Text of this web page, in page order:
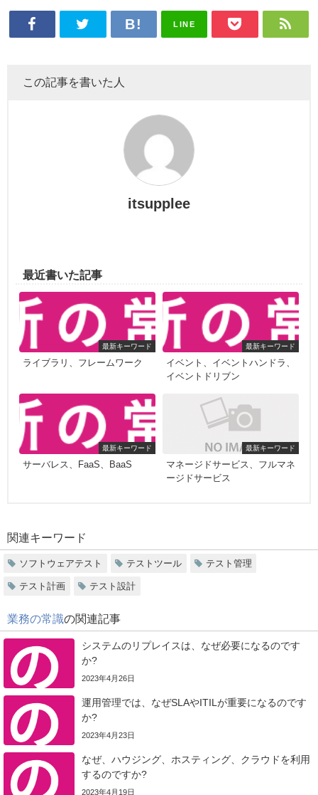
LINE
この記事を書いた人
itsupplee
最近書いた記事
最新キーワード
ライブラリ、フレームワーク
最新キーワード
イベント、イベントハンドラ、
イベントドリブン
最新キーワード
サーバレス、FaaS、BaaS
最新キーワード
マネージドサービス、フルマネ
ージドサービス
関連キーワード
ソフトウェアテスト テストツール テスト管理
テスト計画 テスト設計
業務の常識の関連記事
システムのリプレイスは、なぜ必要になるのです
か?
2023年4月26日
運用管理では、なぜSLAやITILが重要になるのです
か?
2023年4月23日
なぜ、ハウジング、ホスティング、クラウドを利用
するのですか?
2023年4月19日